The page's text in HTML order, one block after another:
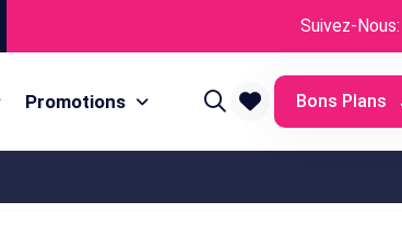
Suivez-Nous:
Promotions Bons Plans